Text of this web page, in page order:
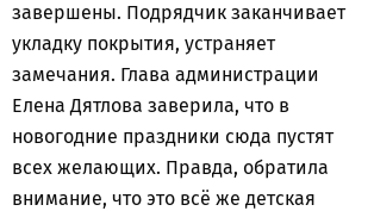
завершены. Подрядчик заканчивает
укладку покрытия, устраняет
замечания. Глава администрации
Елена Дятлова заверила, что в
новогодние праздники сюда пустят
всех желающих. Правда, обратила
внимание, что это всё же детская